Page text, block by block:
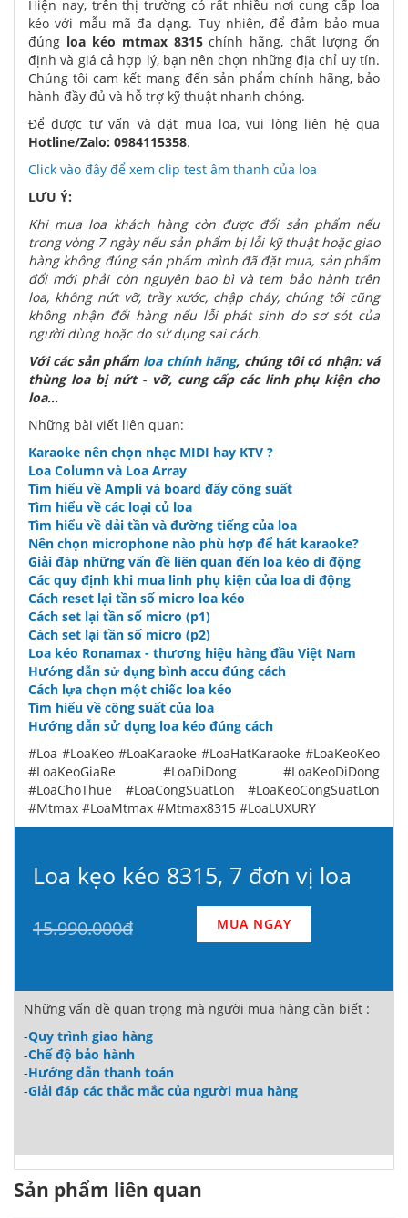
Hiện nay, trên thị trường có rất nhiều nơi cung cấp loa
kéo với mẫu mã đa dạng. Tuy nhiên, để đảm bảo mua
đúng loa kéo mtmax 8315chính hãng, chất lượng ổn
định và giá cả hợp lý, bạn nên chọn những địa chỉ uy tín.
Chúng tôi cam kết mang đến sản phẩm chính hãng, bảo
hành đầy đủ và hỗ trợ kỹ thuật nhanh chóng.
Để được tư vấn và đặt mua loa, vui lòng liên hệ qua
Hotline/Zalo: 0984115358.
Click vào đây để xem clip test âm thanh của loa
LƯU Ý:
Khi mua loa khách hàng còn được đổi sản phẩm nếu
trong vòng 7 ngày nếu sản phẩm bị lỗi kỹ thuật hoặc giao
hàng không đúng sản phẩm mình đã đặt mua, sản phẩm
đổi mới phải còn nguyên bao bì và tem bảo hành trên
loa, không nứt vỡ, trầy xước, chập cháy, chúng tôi cũng
không nhận đổi hàng nếu lỗi phát sinh do sơ sót của
người dùng hoặc do sử dụng sai cách.
Với các sản phẩm loa chính hãng, chúng tôi có nhận: vá
thùng loa bị nứt - vỡ, cung cấp các linh phụ kiện cho
loa...
Những bài viết liên quan:
Karaoke nên chọn nhạc MIDI hay KTV ?
Loa Column và Loa Array
Tìm hiểu về Ampli và board đẩy công suất
Tìm hiểu về các loại củ loa
Tìm hiểu về dải tần và đường tiếng của loa
Nên chọn microphone nào phù hợp để hát karaoke?
Giải đáp những vấn đề liên quan đến loa kéo di động
Các quy định khi mua linh phụ kiện của loa di động
Cách reset lại tần số micro loa kéo
Cách set lại tần số micro (p1)
Cách set lại tần số micro (p2)
Loa kéo Ronamax - thương hiệu hàng đầu Việt Nam
Hướng dẫn sử dụng bình accu đúng cách
Cách lựa chọn một chiếc loa kéo
Tìm hiểu về công suất của loa
Hướng dẫn sử dụng loa kéo đúng cách
#Loa #LoaKeo #LoaKaraoke #LoaHatKaraoke #LoaKeoKeo
#LoaKeoGiaRe #LoaDiDong #LoaKeoDiDong
#LoaChoThue #LoaCongSuatLon #LoaKeoCongSuatLon
#Mtmax #LoaMtmax #Mtmax8315 #LoaLUXURY
Loa kẹo kéo 8315, 7 đơn vị loa
15.990.000đ MUA NGAY
Những vấn đề quan trọng mà người mua hàng cần biết :
-Quy trình giao hàng
-Chế độ bảo hành
-Hướng dẫn thanh toán
-Giải đáp các thắc mắc của người mua hàng
Sản phẩm liên quan